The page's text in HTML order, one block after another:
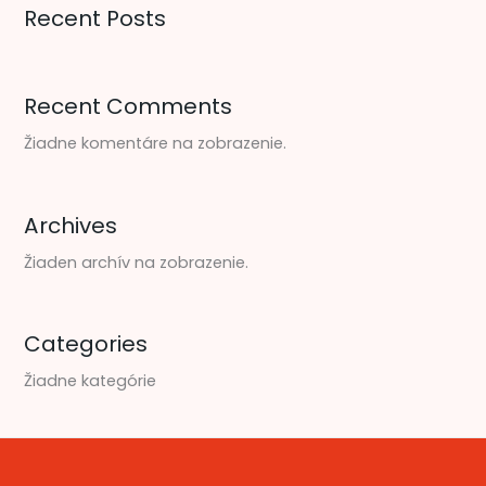
Recent Posts
Recent Comments
Žiadne komentáre na zobrazenie.
Archives
Žiaden archív na zobrazenie.
Categories
Žiadne kategórie